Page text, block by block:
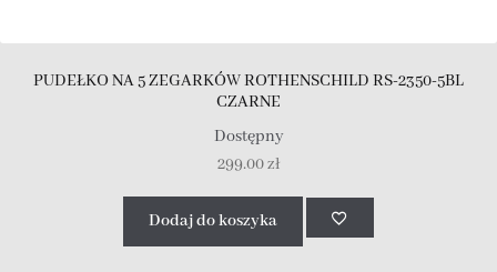
PUDEŁKO NA 5 ZEGARKÓW ROTHENSCHILD RS-2350-5BL
CZARNE
Dostępny
299.00zł
Dodaj do koszyka